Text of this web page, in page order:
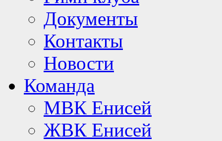
Документы
Контакты
Новости
Команда
МВК Енисей
ЖВК Енисей